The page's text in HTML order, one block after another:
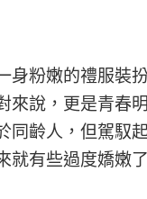
身粉嫩的禮服裝
來說，更是青春
同齡人，但駕馭
就有些過度嬌嫩了